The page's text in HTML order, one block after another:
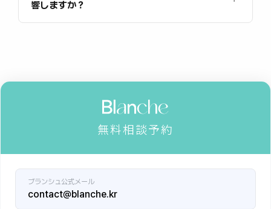
響しますか？
無料相談予約
ブランシュ公式メール
contact@blanche.kr